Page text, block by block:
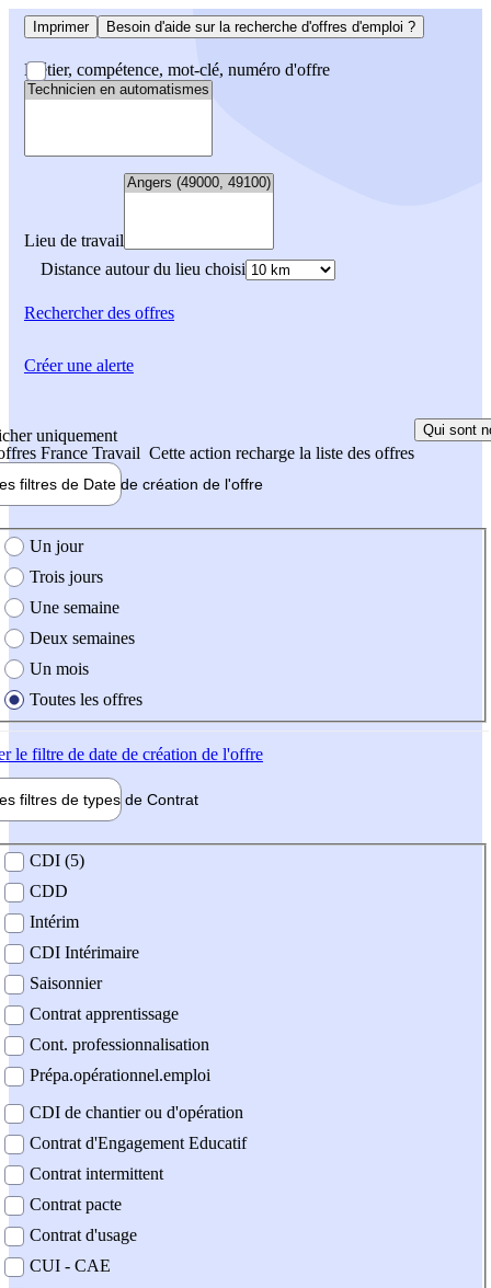
Imprimer Besoin d'aide sur la recherche d'offres d'emploi ?
Métier, compétence, mot-clé, numéro d'offre
Lieu de travail
Distance autour du lieu choisi
Rechercherdes offres
uniquement
France Travail Cette action recharge la liste des offres
Qui sont
filtres de Date de création de l'offre
création de l'offre
Un jour
Trois jours
Une semaine
Deux semaines
Un mois
Toutes les offres
le filtre de date de création de l'offre
filtres de types de Contrat
contrat
CDI (5)
CDD
Intérim
CDI Intérimaire
Saisonnier
Contrat apprentissage
Cont. professionnalisation
Prépa.opérationnel.emploi
CDI de chantier ou d'opération
Contrat d'Engagement Educatif
Contrat intermittent
Contrat pacte
Contrat d'usage
CUI - CAE
Créer une alerte